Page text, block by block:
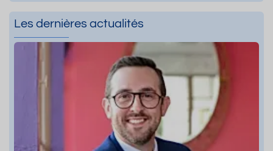
Les dernières actualités